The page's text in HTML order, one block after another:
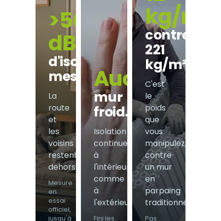
>50
dB
d'isolement
mesuré.
La
route
et
les
voisins
restent
dehors.
Mesure
en
essai
officiel,
jusqu'à
Aucun
mur
froid.
Isolation
continue,
à
l'intérieur
comme
à
l'extérieur.
Fini les
kg/m²
contre
221
kg/m².
C'est
le
poids
que
vous
manipulez,
contre
un mur
en
parpaing
traditionnel.
Pas